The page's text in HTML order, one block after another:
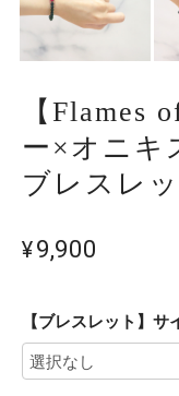
【Flames
ー×オニキ
ブレスレッ
¥9,900
【ブレスレット】サ